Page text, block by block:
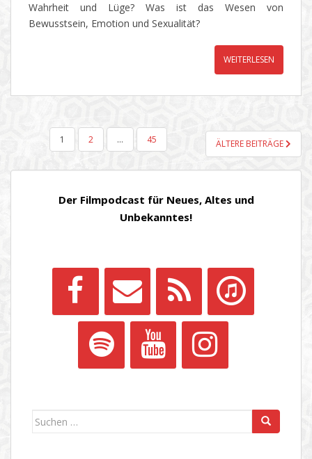
Wahrheit und Lüge? Was ist das Wesen von
Bewusstsein, Emotion und Sexualität?
WEITERLESEN
SEITENNUMMERIERUNG
BEITRÄGE
1 2 … 45 ÄLTERE BEITRÄGE
Der Filmpodcast für Neues, Altes und
Unbekanntes!
Suchen